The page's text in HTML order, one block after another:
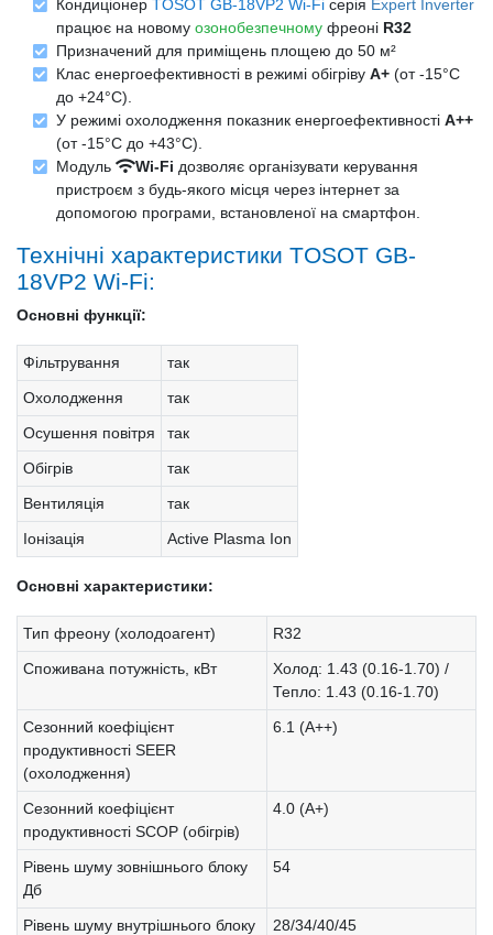
Кондиціонер TOSOT GB-18VP2 Wi-Fi серія Expert Inverter
працює на новому озонобезпечному фреоні R32
Призначений для приміщень площею до 50 м²
Клас енергоефективності в режимі обігріву А+ (от -15°C
до +24°C).
У режимі охолодження показник енергоефективності A++
(от -15°C до +43°C).
Модуль
Wi-Fi дозволяє організувати керування
пристроєм з будь-якого місця через інтернет за
допомогою програми, встановленої на смартфон.
Технічні характеристики TOSOT GB-
18VP2 Wi-Fi:
Основні функції:
Фільтрування
так
Охолодження
так
Осушення повітря
так
Обігрів
так
Вентиляція
так
Іонізація
Active Plasma Ion
Основні характеристики:
Тип фреону (холодоагент)
R32
Споживана потужність, кВт
Холод: 1.43 (0.16-1.70) /
Тепло: 1.43 (0.16-1.70)
Сезонний коефіцієнт
продуктивності SEER
(охолодження)
6.1 (A++)
Сезонний коефіцієнт
продуктивності SCOP (обігрів)
4.0 (A+)
Рівень шуму зовнішнього блоку
Дб
54
Рівень шуму внутрішнього блоку
28/34/40/45